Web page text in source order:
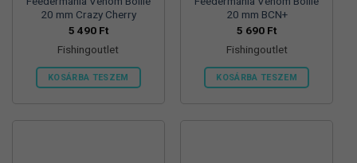
20 mm Crazy Cherry
5 490 Ft
Fishingoutlet
KOSÁRBA TESZEM
20 mm BCN+
5 690 Ft
Fishingoutlet
KOSÁRBA TESZEM